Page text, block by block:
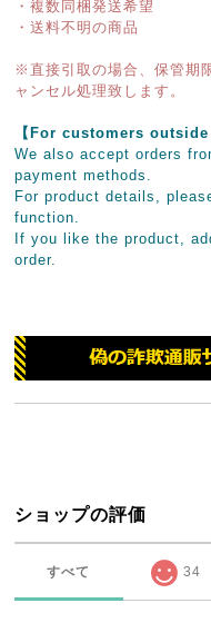
・複数同梱発送希望
・送料不明の商品
※直接引取の場合、保管期
ャンセル処理致します。
【For customers outside
We also accept orders
payment methods.
For product details,
function.
If you like the product,
order.
ショップの評価
すべて 34